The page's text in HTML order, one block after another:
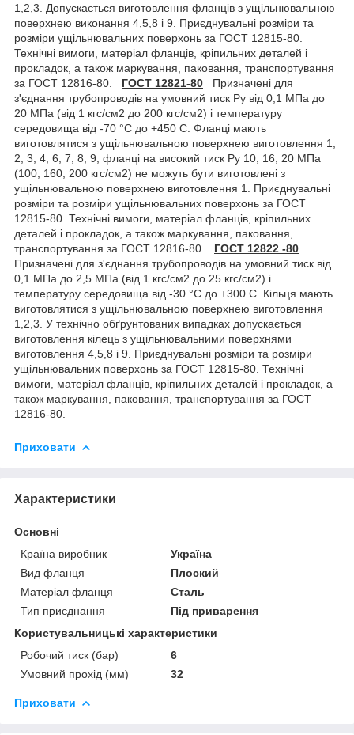
1,2,3. Допускається виготовлення фланців з ущільнювальною
поверхнею виконання 4,5,8 і 9. Приєднувальні розміри та
розміри ущільнювальних поверхонь за ГОСТ 12815-80.
Технічні вимоги, матеріал фланців, кріпильних деталей і
прокладок, а також маркування, паковання, транспортування
за ГОСТ 12816-80. ГОСТ 12821-80 Призначені для
з'єднання трубопроводів на умовний тиск Ру від 0,1 МПа до
20 МПа (від 1 кгс/см2 до 200 кгс/см2) і температуру
середовища від -70 °C до +450 С. Фланці мають
виготовлятися з ущільнювальною поверхнею виготовлення 1,
2, 3, 4, 6, 7, 8, 9; фланці на високий тиск Ру 10, 16, 20 МПа
(100, 160, 200 кгс/см2) не можуть бути виготовлені з
ущільнювальною поверхнею виготовлення 1. Приєднувальні
розміри та розміри ущільнювальних поверхонь за ГОСТ
12815-80. Технічні вимоги, матеріал фланців, кріпильних
деталей і прокладок, а також маркування, паковання,
транспортування за ГОСТ 12816-80. ГОСТ 12822 -80
Призначені для з'єднання трубопроводів на умовний тиск від
0,1 МПа до 2,5 МПа (від 1 кгс/см2 до 25 кгс/см2) і
температуру середовища від -30 °C до +300 С. Кільця мають
виготовлятися з ущільнювальною поверхнею виготовлення
1,2,3. У технічно обґрунтованих випадках допускається
виготовлення кілець з ущільнювальними поверхнями
виготовлення 4,5,8 і 9. Приєднувальні розміри та розміри
ущільнювальних поверхонь за ГОСТ 12815-80. Технічні
вимоги, матеріал фланців, кріпильних деталей і прокладок, а
також маркування, паковання, транспортування за ГОСТ
12816-80.
Приховати
Характеристики
Основні
Країна виробник
Україна
Вид фланця
Плоский
Матеріал фланця
Сталь
Тип приєднання
Під приварення
Користувальницькі характеристики
Робочий тиск (бар)
6
Умовний прохід (мм)
32
Приховати